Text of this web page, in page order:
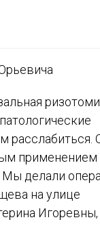
применением
Мы делали
на улице